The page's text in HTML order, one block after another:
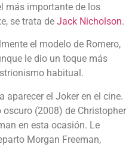
más importante de los
se trata de Jack Nicholson.
el modelo de Romero,
le dio un toque más
habitual.
aparecer el Joker en el cine.
(2008) de Christopher
en esta ocasión. Le
Morgan Freeman,